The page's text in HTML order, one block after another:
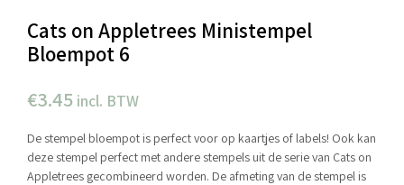
Cats on Appletrees Ministempel
Bloempot 6
€3.45 incl. BTW
De stempel bloempot is perfect voor op kaartjes of labels! Ook kan
deze stempel perfect met andere stempels uit de serie van Cats on
Appletrees gecombineerd worden. De afmeting van de stempel is